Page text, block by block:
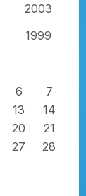
2003
1999
6
7
13
14
20
21
27
28